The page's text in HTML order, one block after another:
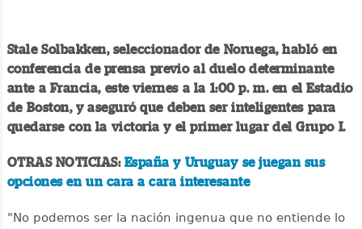
Stale Solbakken, seleccionador de Noruega, habló en
conferencia de prensa previo al duelo determinante
ante a Francia, este viernes a la 1:00 p. m. en el Estadio
de Boston, y aseguró que deben ser inteligentes para
quedarse con la victoria y el primer lugar del Grupo I.
OTRAS NOTICIAS: España y Uruguay se juegan sus
opciones en un cara a cara interesante
"No podemos ser la nación ingenua que no entiende lo